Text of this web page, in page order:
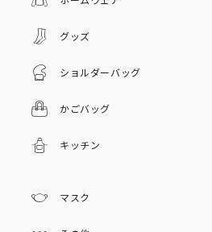
グッズ
ショルダーバッグ
かごバッグ
キッチン
マスク